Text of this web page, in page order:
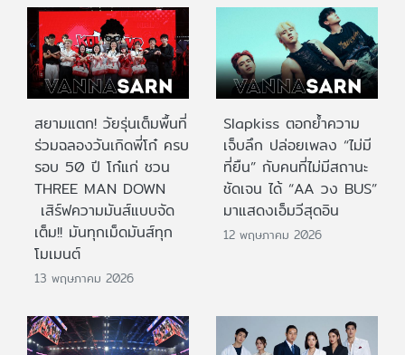
สยามแตก! วัยรุ่นเต็มพื้นที่
ร่วมฉลองวันเกิดพี่โก๋ ครบ
รอบ 50 ปี โก๋แก่ ชวน
THREE MAN DOWN
เสิร์ฟความมันส์แบบจัด
เต็ม!! มันทุกเม็ดมันส์ทุก
โมเมนต์
13 พฤษภาคม 2026
Slapkiss ตอกย้ำความ
เจ็บลึก ปล่อยเพลง “ไม่มี
ที่ยืน” กับคนที่ไม่มีสถานะ
ชัดเจน ได้ “AA วง BUS”
มาแสดงเอ็มวีสุดอิน
12 พฤษภาคม 2026